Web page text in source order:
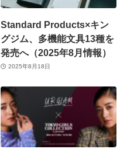
Standard Products×キン
グジム、多機能文具13種を
発売へ（2025年8月情報）
2025年8月18日